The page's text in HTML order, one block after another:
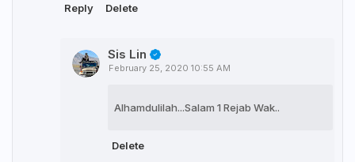
Reply Delete
Sis Lin
February 25, 2020 10:55 AM
Alhamdulilah...Salam 1 Rejab Wak..
Delete